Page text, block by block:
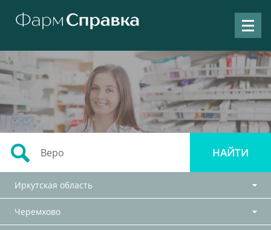
Иркутская область
Черемхово